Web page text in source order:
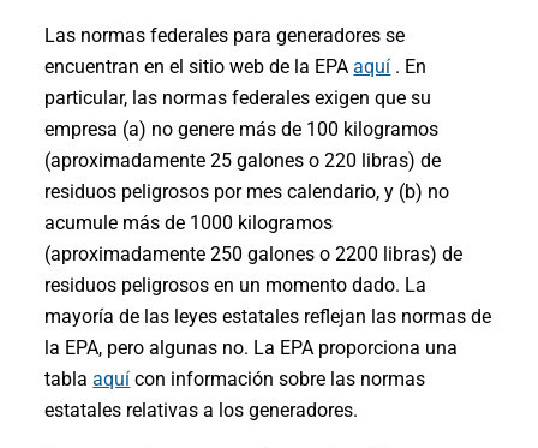
Las normas federales para generadores se
encuentran en el sitio web de la EPAaquí . En
particular, las normas federales exigen que su
empresa (a) no genere más de 100 kilogramos
(aproximadamente 25 galones o 220 libras) de
residuos peligrosos por mes calendario, y (b) no
acumule más de 1000 kilogramos
(aproximadamente 250 galones o 2200 libras) de
residuos peligrosos en un momento dado. La
mayoría de las leyes estatales reflejan las normas de
la EPA, pero algunas no. La EPA proporciona una
tablaaquí con información sobre las normas
estatales relativas a los generadores.